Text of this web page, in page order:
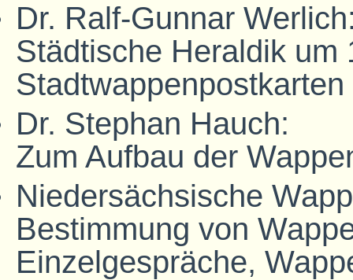
Dr. Ralf-Gunnar
Städtische Heraldik um
Stadtwappenpostkarten
Dr. Stephan Hauch:
Zum Aufbau der
Niedersächsische
Bestimmung von
Einzelgespräche,